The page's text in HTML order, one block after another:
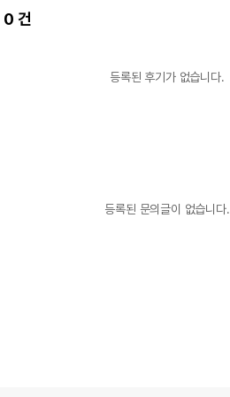
0 건
등록된 후기가 없습니다.
등록된 문의글이 없습니다.